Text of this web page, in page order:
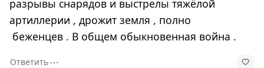
разрывы снарядов и выстрелы тяжёлой
артиллерии , дрожит земля , полно
беженцев . В общем обыкновенная война .
Ответить⋯